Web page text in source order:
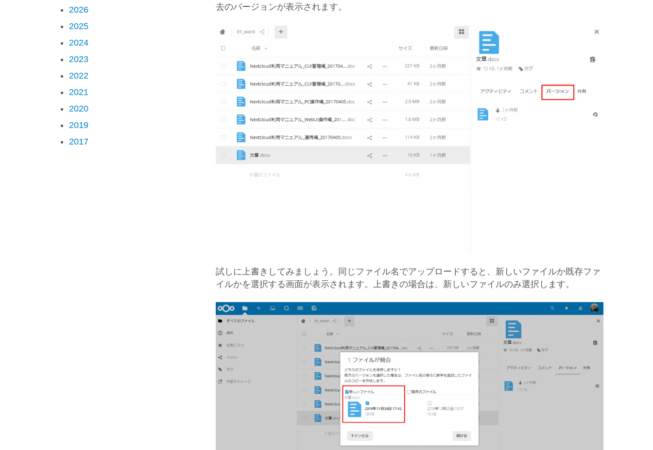
去のバージョンが表示されます。
試しに上書きしてみましょう。同じファイル名でアップロードすると、新しいファイルか既存ファ
イルかを選択する画面が表示されます。上書きの場合は、新しいファイルのみ選択します。
2026
2025
2024
2023
2022
2021
2020
2019
2017